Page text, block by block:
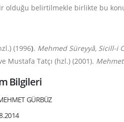
olduğu belirtilmekle birlikte bu
(1996). Mehmed Süreyyâ, Sicill-i
Mustafa Tatçı (hzl.) (2001).
Bilgileri
GÜRBÜZ